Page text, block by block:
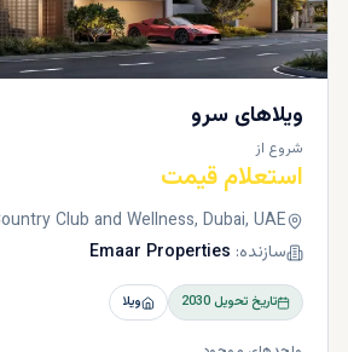
ویلاهای سرو
شروع از
استعلام قیمت
Club and Wellness, Dubai, UAE
سازنده: Emaar Properties
تاریخ تحویل2030 ویلا